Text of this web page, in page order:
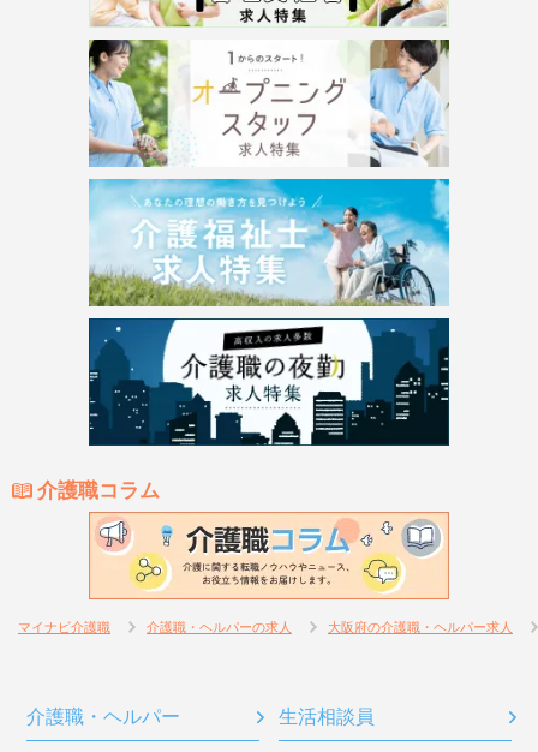
介護職コラム
マイナビ介護職 介護職・ヘルパーの求人 大阪府の介護職・ヘルパー求人
介護職・ヘルパー 生活相談員